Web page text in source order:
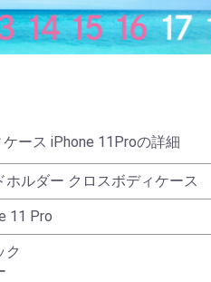
ース iPhone 11Proの詳細
ホルダー クロスボディケース
11 Pro
ク